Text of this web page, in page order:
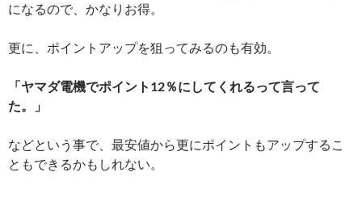
になるので、かなりお得。
更に、ポイントアップを狙ってみるのも有効。
「ヤマダ電機でポイント12％にしてくれるって言って
た。」
などという事で、最安値から更にポイントもアップするこ
ともできるかもしれない。